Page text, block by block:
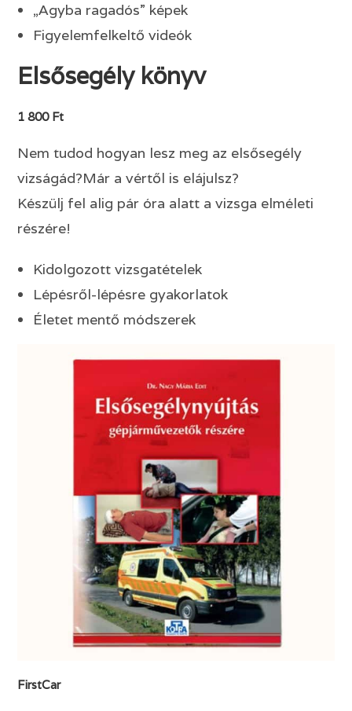
„Agyba ragadós” képek
Figyelemfelkeltő videók
Elsősegély könyv
1 800 Ft
Nem tudod hogyan lesz meg az elsősegély
vizságád?Már a vértől is elájulsz?
Készülj fel alig pár óra alatt a vizsga elméleti
részére!
Kidolgozott vizsgatételek
Lépésről-lépésre gyakorlatok
Életet mentő módszerek
FirstCar